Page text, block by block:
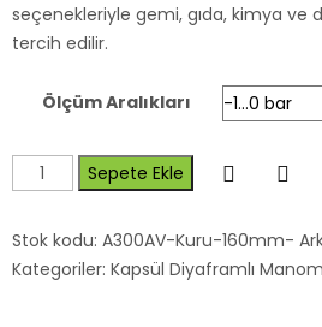
seçenekleriyle gemi, gıda, kimya ve
tercih edilir.
Ölçüm Aralıkları
Sepete Ekle
Stok kodu: A300AV-Kuru-160mm-
Kategoriler: Kapsül Diyaframlı